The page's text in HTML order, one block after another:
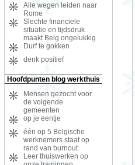
Alle wegen leiden naar
Rome
Slechte financiele
situatie en tijdsdruk
maakt Belg ongelukkig
Durf te gokken
denk positief
Hoofdpunten blog werkthuis
Mensen gezocht voor
de volgende
gemeenten
op je eentje
één op 5 Belgische
werknemers staat op
rand van burnout
Leer thuiswerken op